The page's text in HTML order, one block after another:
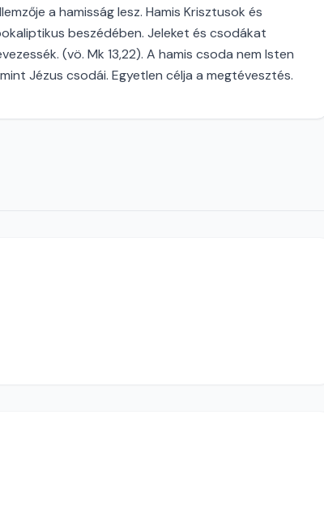
a hamisság lesz. Hamis Krisztusok és
beszédében. Jeleket és csodákat
(vö. Mk 13,22). A hamis csoda nem Isten
Jézus csodái. Egyetlen célja a megtévesztés.